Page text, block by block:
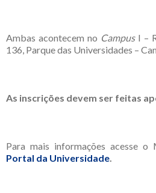
Ambas acontecem no CampusI –
136, Parque das Universidades –
As inscrições devem ser feitas
Para mais informações acesse o
Portal da Universidade.